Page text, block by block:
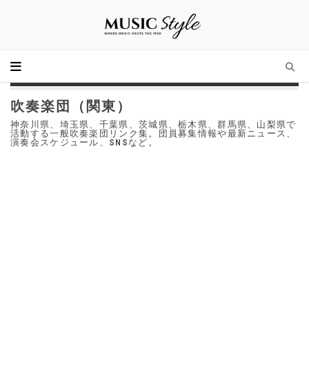
吹奏楽団（関東）
神奈川県、埼玉県、千葉県、茨城県、栃木県、群馬県、山梨県で
活動する一般吹奏楽団リンク集。団員募集情報や最新ニュース、
演奏会スケジュール、SNSなど。